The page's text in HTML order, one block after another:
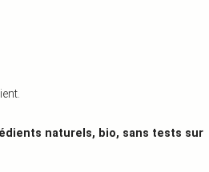
naturels, bio, sans tests sur